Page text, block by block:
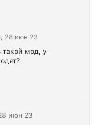
28 июн 23
такой мод, у
июн 23